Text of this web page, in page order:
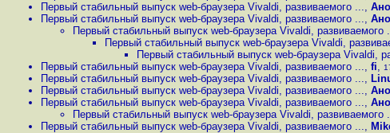
Первый стабильный выпуск web-браузера Vivaldi, развиваемого ...,
Первый стабильный выпуск web-браузера Vivaldi, развиваемого ...,
Первый стабильный выпуск web-браузера Vivaldi, развиваемого
Первый стабильный выпуск web-браузера Vivaldi,
Первый стабильный выпуск web-браузера Vivaldi,
Первый стабильный выпуск web-браузера Vivaldi, развиваемого ..., fi,
Первый стабильный выпуск web-браузера Vivaldi, развиваемого ...,
Первый стабильный выпуск web-браузера Vivaldi, развиваемого ...,
Первый стабильный выпуск web-браузера Vivaldi, развиваемого ...,
Первый стабильный выпуск web-браузера Vivaldi, развиваемого
Первый стабильный выпуск web-браузера Vivaldi, развиваемого ...,